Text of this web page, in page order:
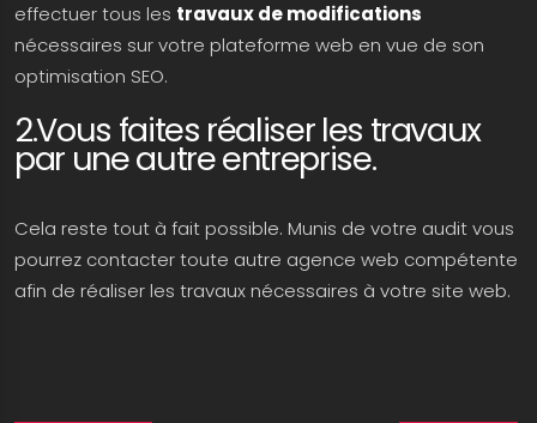
effectuer tous les travaux de modifications
nécessaires sur votre plateforme web en vue de son
optimisation SEO.
2.Vous faites réaliser les travaux
par une autre entreprise.
Cela reste tout à fait possible. Munis de votre audit vous
pourrez contacter toute autre agence web compétente
afin de réaliser les travaux nécessaires à votre site web.